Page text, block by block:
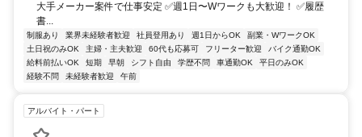
大手メーカー案件で仕事安定 ✅週1日〜Wワークも大歓迎！ ✅履歴
書...
制服あり 業界未経験者歓迎 社員登用あり 週1日からOK
副業・WワークOK
土日祝のみOK
主婦・主夫歓迎 60代も応募可 フリーター歓迎
バイク通勤OK
給料前払いOK
短期 早朝 シフト自由 学歴不問 車通勤OK
平日のみOK
経験不問
未経験者歓迎 午前
アルバイト・パート